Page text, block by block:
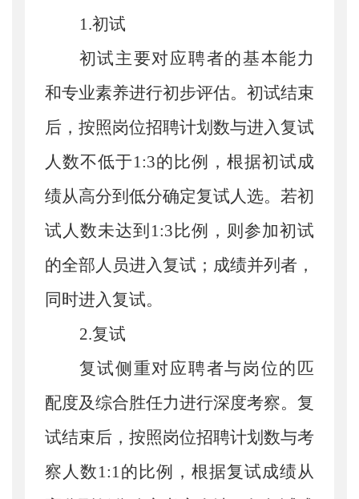
1.初试
初试主要对应聘者的基本能力
和专业素养进行初步评估。初试结束
后，按照岗位招聘计划数与进入复试
人数不低于1:3的比例，根据初试成
绩从高分到低分确定复试人选。若初
试人数未达到 1:3 比例，则参加初试
的全部人员进入复试；成绩并列者，
同时进入复试。
2.复试
复试侧重对应聘者与岗位的匹
配度及综合胜任力进行深度考察。复
试结束后，按照岗位招聘计划数与考
察人数1:1的比例，根据复试成绩从